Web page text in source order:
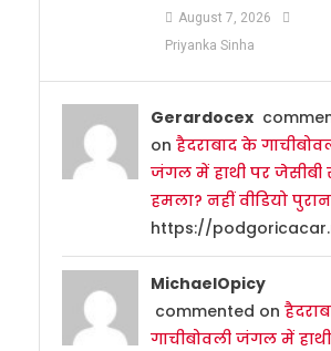
August 7, 2026
Priyanka Sinha
Gerardocex
on हैदराबाद के
जंगल में हाथी पर जेसीबी
हमला? नहीं वीडियो
https://
MichaelOpicy
commented on
गाचीबोवली जंगल में